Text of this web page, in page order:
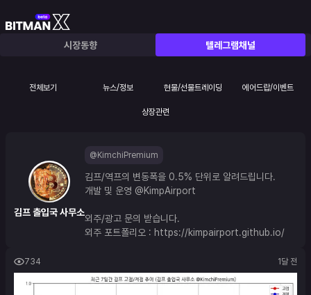
시장동향 텔레그램채널
전체보기 뉴스/정보 현물/선물트레이딩 에어드랍/이벤트
상장관련
734 1달 전
김프 출입국 사무소
@KimchiPremium
김프/역프의 변동폭을 0.5% 단위로 알려드립니다.
개발 및 운영 @KimpAirport
외주/광고 문의 받습니다.
외주 포트폴리오 : https://kimpairport.github.io/